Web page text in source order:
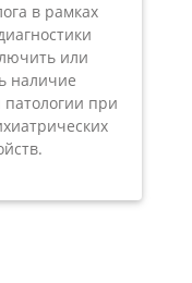
в рамках
или
наличие
патологии при